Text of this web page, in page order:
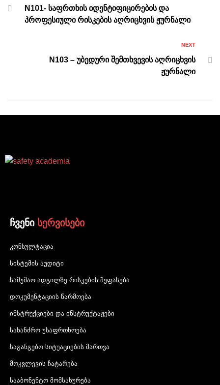
N101- საფრთხის იდენტიფიცირების და
პროფესიული რისკების აღრიცხვის ჟურნალი
NEXT
N103 – უბედური შემთხვევის აღრიცხვის
ჟურნალი
ჩვენი სერვისები
კონსულტაცია
სისტემის აუდიტი
სამუშაო ადგილზე რისკების შეფასება
დოკუმენტაციის წარმოება
ინსტრუქციები და ინსტრუქტაჟები
სახანძრო უსაფრთხოება
საგანგებო სიტუაციების მართვა
მოკვლევის ჩატარება
სააბონენტო მომსახურება